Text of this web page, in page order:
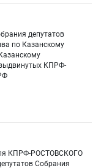
депутатов
по Казанскому
КПРФ-
КПРФ-РОСТОВСКОГО
Собрания